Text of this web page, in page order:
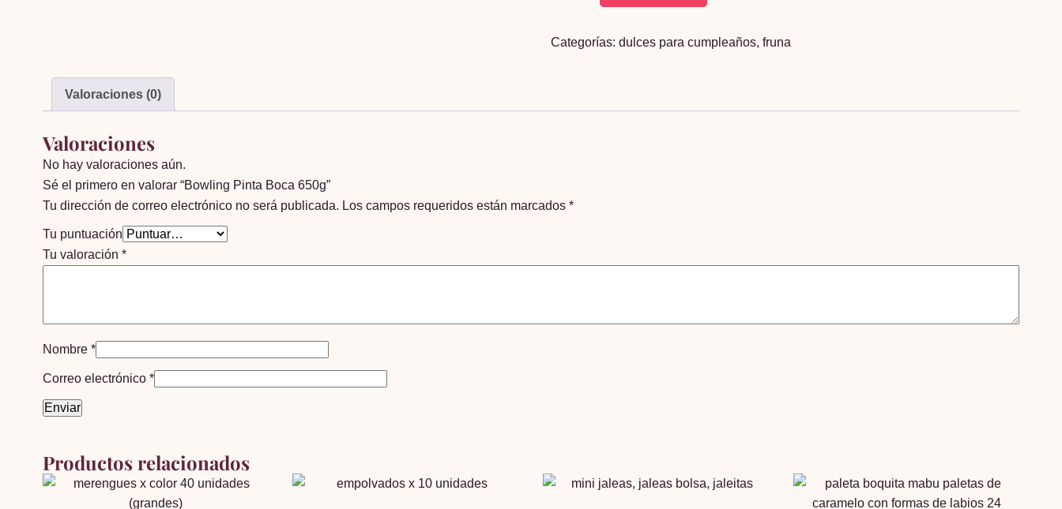
650g
Categorías: dulces para cumpleaños, fruna
Valoraciones (0)
Valoraciones
No hay valoraciones aún.
Sé el primero en valorar “Bowling Pinta Boca 650g”
Tu dirección de correo electrónico no será publicada. Los campos requeridos están marcados *
Tu puntuación
Tu valoración *
Nombre *
Correo electrónico *
Productos relacionados